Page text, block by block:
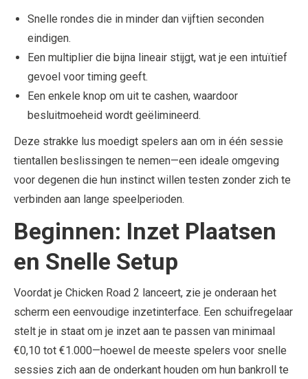
Snelle rondes die in minder dan vijftien seconden
eindigen.
Een multiplier die bijna lineair stijgt, wat je een intuïtief
gevoel voor timing geeft.
Een enkele knop om uit te cashen, waardoor
besluitmoeheid wordt geëlimineerd.
Deze strakke lus moedigt spelers aan om in één sessie
tientallen beslissingen te nemen—een ideale omgeving
voor degenen die hun instinct willen testen zonder zich te
verbinden aan lange speelperioden.
Beginnen: Inzet Plaatsen
en Snelle Setup
Voordat je Chicken Road 2 lanceert, zie je onderaan het
scherm een eenvoudige inzetinterface. Een schuifregelaar
stelt je in staat om je inzet aan te passen van minimaal
€0,10 tot €1.000—hoewel de meeste spelers voor snelle
sessies zich aan de onderkant houden om hun bankroll te